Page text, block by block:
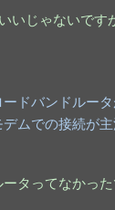
いじゃないで
ドバンドルー
ムでの接続が
タってなかっ